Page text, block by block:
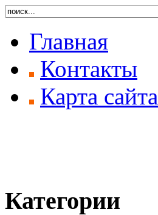
Главная
Контакты
Карта сайта
Категории